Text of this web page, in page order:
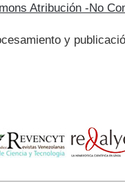
Atribución -No
y